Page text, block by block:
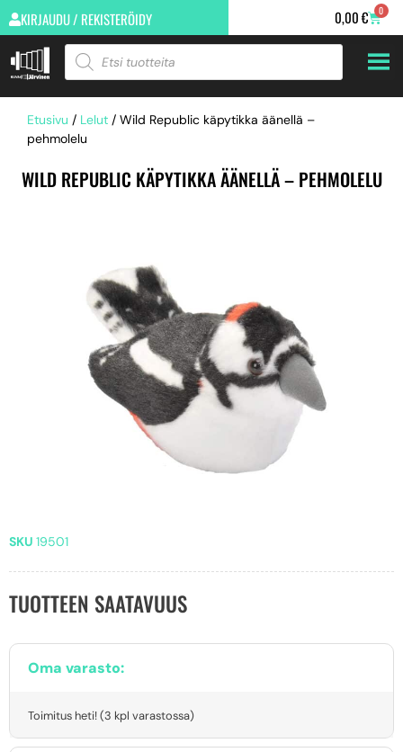
KIRJAUDU / REKISTERÖIDY 0,00€ 0
Etusivu / Lelut / Wild Republic käpytikka äänellä –
pehmolelu
WILD REPUBLIC KÄPYTIKKA ÄÄNELLÄ – PEHMOLELU
SKU 19501
TUOTTEEN SAATAVUUS
Oma varasto:
Toimitus heti! (3 kpl varastossa)